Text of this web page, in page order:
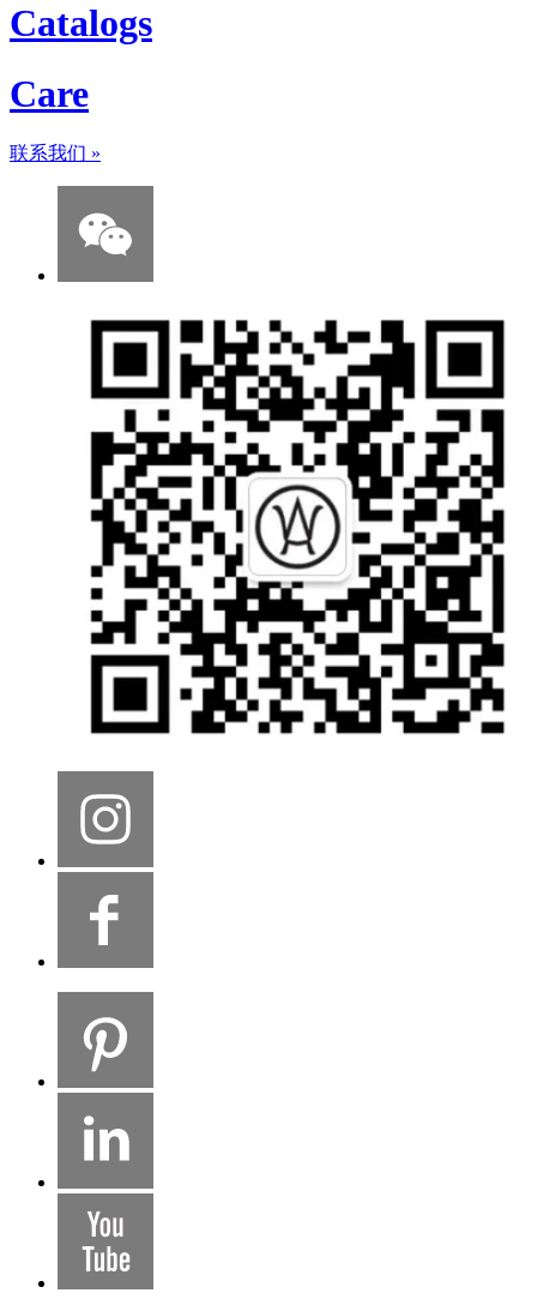
Catalogs
Care
联系我们 »